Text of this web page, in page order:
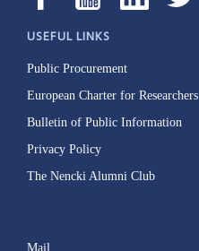
USEFUL LINKS
Public Procurement
European Charter for Researchers
Bulletin of Public Information
Privacy Policy
The Nencki Alumni Club
Mail